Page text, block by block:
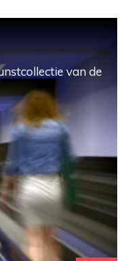
van de